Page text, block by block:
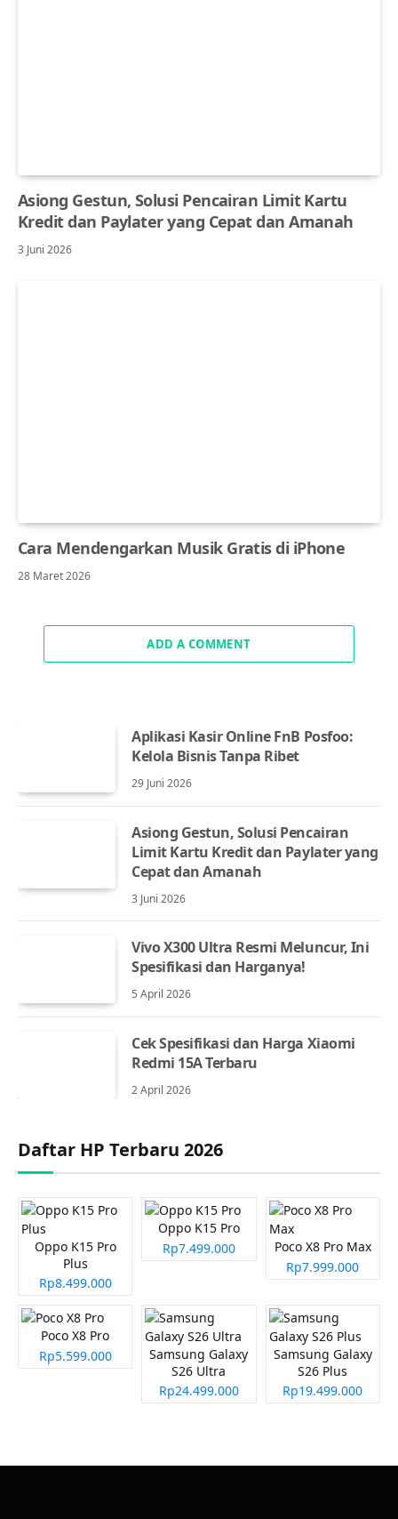
Asiong Gestun, Solusi Pencairan Limit Kartu
Kredit dan Paylater yang Cepat dan Amanah
3 Juni 2026
Cara Mendengarkan Musik Gratis di iPhone
28 Maret 2026
ADD A COMMENT
Aplikasi Kasir Online FnB Posfoo:
Kelola Bisnis Tanpa Ribet
29 Juni 2026
Asiong Gestun, Solusi Pencairan
Limit Kartu Kredit dan Paylater yang
Cepat dan Amanah
3 Juni 2026
Vivo X300 Ultra Resmi Meluncur, Ini
Spesifikasi dan Harganya!
5 April 2026
Cek Spesifikasi dan Harga Xiaomi
Redmi 15A Terbaru
2 April 2026
Daftar HP Terbaru 2026
Oppo K15 Pro
Plus
Rp8.499.000
Oppo K15 Pro
Rp7.499.000
Poco X8 Pro Max
Rp7.999.000
Poco X8 Pro
Rp5.599.000
Samsung Galaxy
S26 Ultra
Rp24.499.000
Samsung Galaxy
S26 Plus
Rp19.499.000